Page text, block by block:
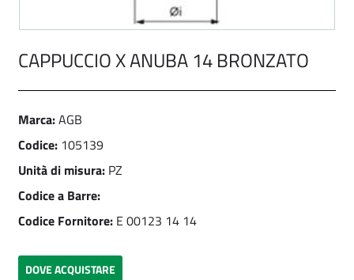
CAPPUCCIO X ANUBA 14 BRONZATO
Marca:AGB
Codice: 105139
Unità di misura: PZ
Codice a Barre:
Codice Fornitore: E 00123 14 14
DOVE ACQUISTARE